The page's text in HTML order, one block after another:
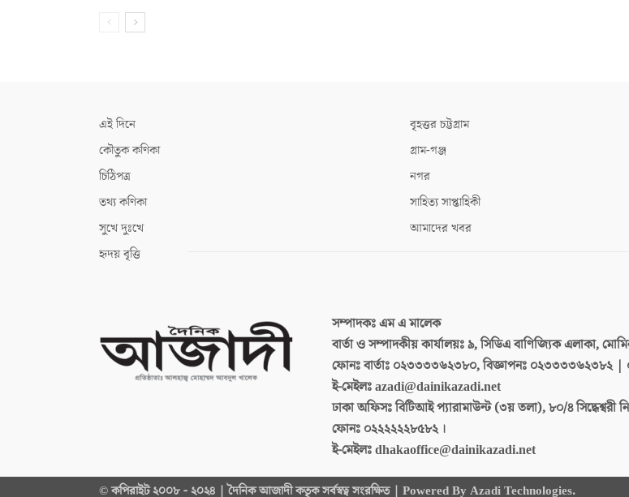
এই দিনে
কৌতুক কণিকা
চিঠিপত্র
তথ্য কণিকা
সুখে দুঃখে
হৃদয় বৃত্তি
বৃহত্তর চট্টগ্রাম
গ্রাম-গঞ্জ
নগর
সাহিত্য সাপ্তাহিকী
আমাদের খবর
সম্পাদকঃএম এ মালেক
বার্তা ও সম্পাদকীয় কার্যালয়ঃ৯, সিডিএ বাণিজ্যিক এলাকা,
ফোনঃ বার্তাঃ ০২৩৩৩৩৬২৩৮০, বিজ্ঞাপনঃ ০২৩৩৩৩৬২৩৮২ |
ই-মেইলঃazadi@dainikazadi.net
ঢাকা অফিসঃবিটিআই প্যারামাউন্ট (৩য় তলা), ৮০/৪ সিদ্ধেশ্বরী
ফোনঃ ০২২২২২২৮৫৮২ ।
ই-মেইলঃdhakaoffice@dainikazadi.net
© কপিরাইট ২০০৮ - ২০২৪ | দৈনিক আজাদী কতৃক সর্বস্বত্ব সংরক্ষিত | Powered By Azadi Technologies.